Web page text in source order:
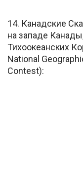
14. Канадские
на западе
Тихоокеанских
National
Contest):